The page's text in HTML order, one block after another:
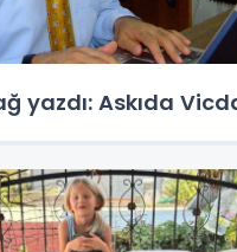
yazdı: Askıda